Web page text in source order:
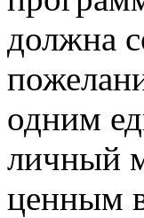
должна
одним
личный
ценным